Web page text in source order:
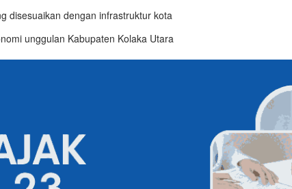
disesuaikan dengan infrastruktur kota
unggulan Kabupaten Kolaka Utara